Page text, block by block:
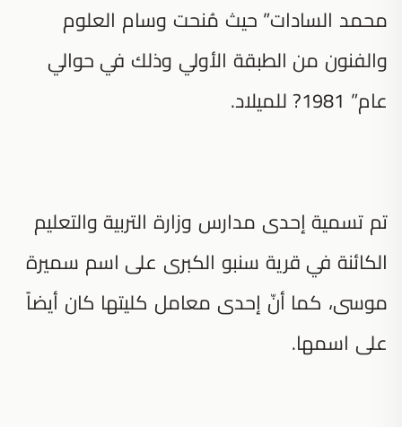
محمد السادات” حيث مُنحت وسام العلوم
والفنون من الطبقة الأولي وذلك في حوالي
عام” 1981? للميلاد.
تم تسمية إحدى مدارس وزارة التربية والتعليم
الكائنة في قرية سنبو الكبرى على اسم سميرة
موسى، كما أنّ إحدى معامل كليتها كان أيضاً
على اسمها.